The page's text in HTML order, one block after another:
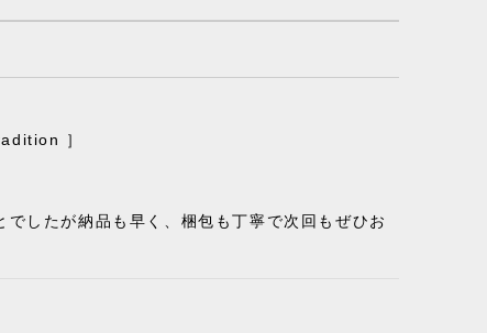
］
したが納品も早く、梱包も丁寧で次回もぜひお